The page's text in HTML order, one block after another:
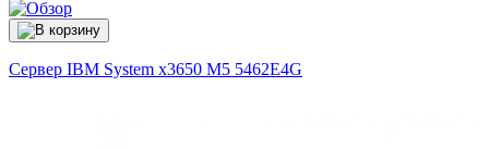
Сервер IBM System x3650 M5 5462E4G